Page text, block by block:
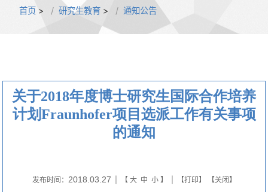
首页 > 研究生教育 > 通知公告
关于2018年度博士研究生国际合作培养
计划Fraunhofer项目选派工作有关事项
的通知
发布时间： 2018.03.27 | 【 大 中 小】 | 【打印】 【关闭】